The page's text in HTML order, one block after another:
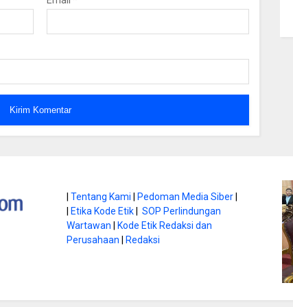
|Tentang Kami |Pedoman Media Siber|
|Etika Kode Etik|SOP Perlindungan
Wartawan |Kode Etik Redaksi dan
Perusahaan |Redaksi
di Gunung
Ini
Literasi Jadi Bekal Utama
Siswa di Era Digital